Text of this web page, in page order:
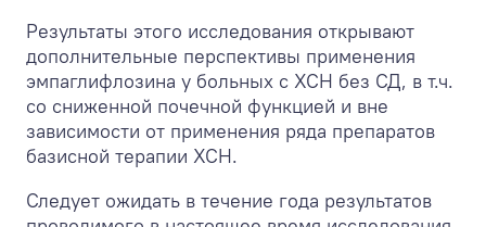
Результаты этого исследования открывают
дополнительные перспективы применения
эмпаглифлозина у больных с ХСН без СД, в т.ч.
со сниженной почечной функцией и вне
зависимости от применения ряда препаратов
базисной терапии ХСН.
Следует ожидать в течение года результатов